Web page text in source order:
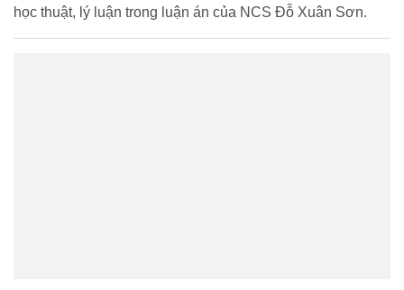
học thuật, lý luận trong luận án của NCS Đỗ Xuân Sơn.